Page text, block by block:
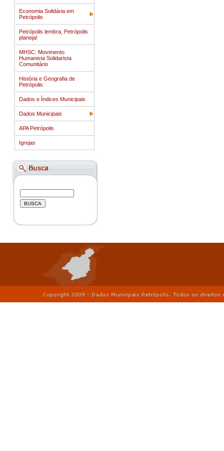
Economia Solidária em
Petrópolis
Petrópolis lembra, Petrópolis
planeja!
MHSC: Movimento
Humanista Solidarista
Comunitário
História e Geografia de
Petrópolis
Dados e Índices Municipais
Dados Municipais
APA Petrópolis
Igrejas